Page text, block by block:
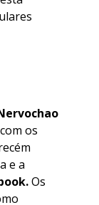
os
e a
Os